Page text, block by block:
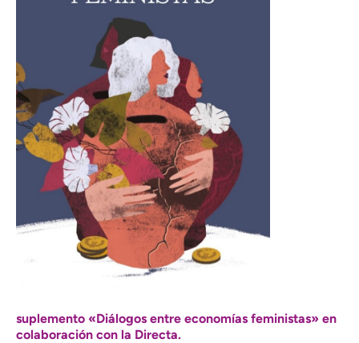
suplemento «Diálogos entre economías feministas» en
colaboración con la Directa.